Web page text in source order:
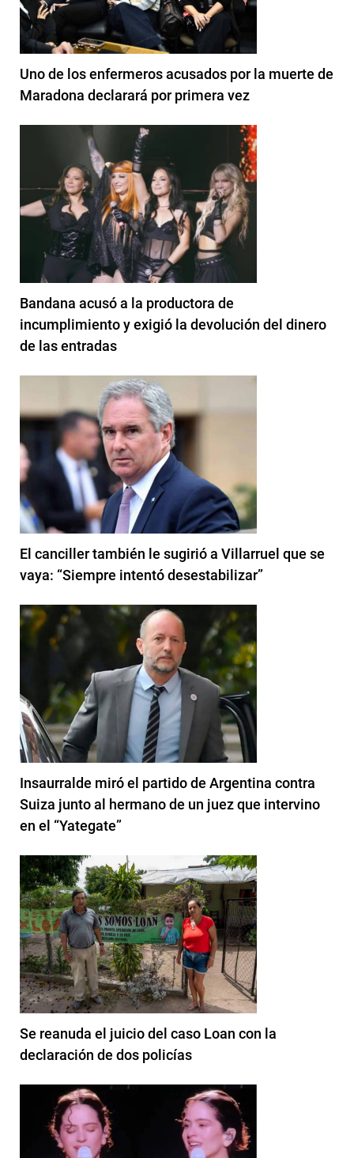
Uno de los enfermeros acusados por la muerte de
Maradona declarará por primera vez
Bandana acusó a la productora de
incumplimiento y exigió la devolución del dinero
de las entradas
El canciller también le sugirió a Villarruel que se
vaya: “Siempre intentó desestabilizar”
Insaurralde miró el partido de Argentina contra
Suiza junto al hermano de un juez que intervino
en el “Yategate”
Se reanuda el juicio del caso Loan con la
declaración de dos policías